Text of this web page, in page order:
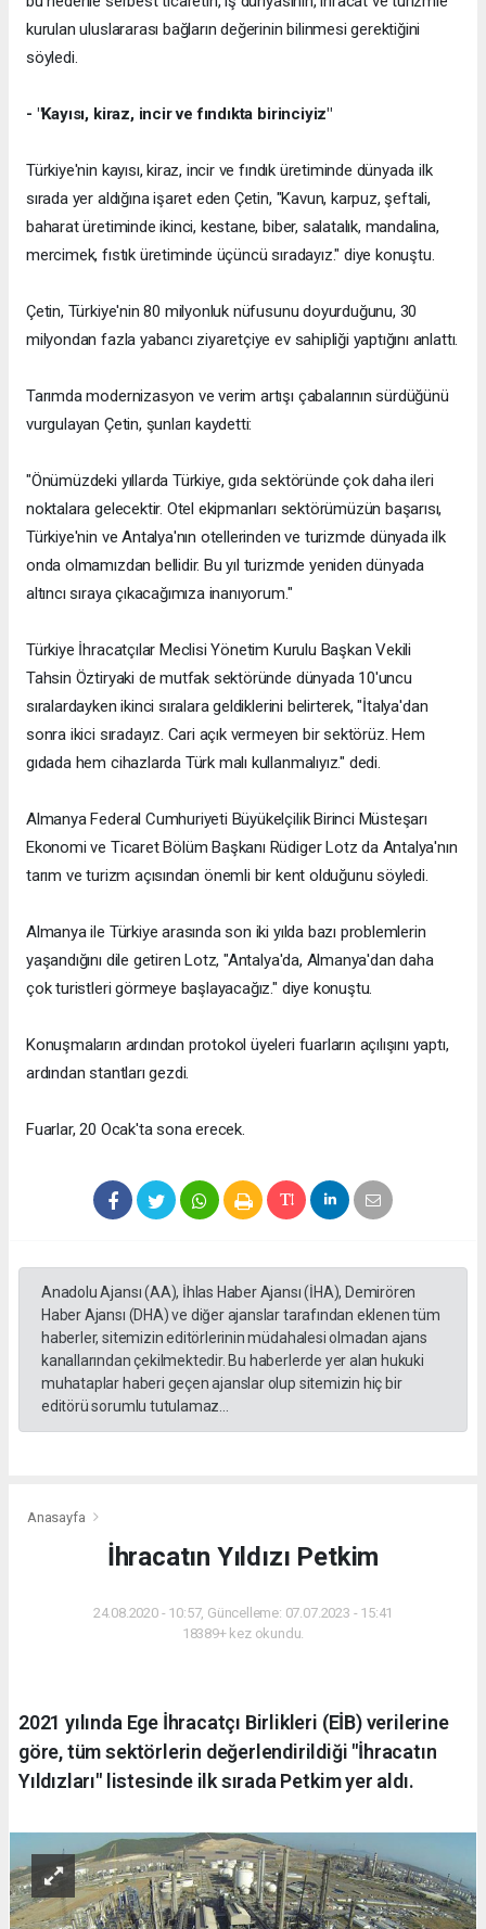
kurulan uluslararası bağların değerinin bilinmesi gerektiğini
söyledi.
- "Kayısı, kiraz, incir ve fındıkta birinciyiz"
Türkiye'nin kayısı, kiraz, incir ve fındık üretiminde dünyada ilk
sırada yer aldığına işaret eden Çetin, "Kavun, karpuz, şeftali,
baharat üretiminde ikinci, kestane, biber, salatalık, mandalina,
mercimek, fıstık üretiminde üçüncü sıradayız." diye konuştu.
Çetin, Türkiye'nin 80 milyonluk nüfusunu doyurduğunu, 30
milyondan fazla yabancı ziyaretçiye ev sahipliği yaptığını anlattı.
Tarımda modernizasyon ve verim artışı çabalarının sürdüğünü
vurgulayan Çetin, şunları kaydetti:
"Önümüzdeki yıllarda Türkiye, gıda sektöründe çok daha ileri
noktalara gelecektir. Otel ekipmanları sektörümüzün başarısı,
Türkiye'nin ve Antalya'nın otellerinden ve turizmde dünyada ilk
onda olmamızdan bellidir. Bu yıl turizmde yeniden dünyada
altıncı sıraya çıkacağımıza inanıyorum."
Türkiye İhracatçılar Meclisi Yönetim Kurulu Başkan Vekili
Tahsin Öztiryaki de mutfak sektöründe dünyada 10'uncu
sıralardayken ikinci sıralara geldiklerini belirterek, "İtalya'dan
sonra ikici sıradayız. Cari açık vermeyen bir sektörüz. Hem
gıdada hem cihazlarda Türk malı kullanmalıyız." dedi.
Almanya Federal Cumhuriyeti Büyükelçilik Birinci Müsteşarı
Ekonomi ve Ticaret Bölüm Başkanı Rüdiger Lotz da Antalya'nın
tarım ve turizm açısından önemli bir kent olduğunu söyledi.
Almanya ile Türkiye arasında son iki yılda bazı problemlerin
yaşandığını dile getiren Lotz, "Antalya'da, Almanya'dan daha
çok turistleri görmeye başlayacağız." diye konuştu.
Konuşmaların ardından protokol üyeleri fuarların açılışını yaptı,
ardından stantları gezdi.
Fuarlar, 20 Ocak'ta sona erecek.
Anadolu Ajansı (AA), İhlas Haber Ajansı (İHA), Demirören
Haber Ajansı (DHA) ve diğer ajanslar tarafından eklenen tüm
haberler, sitemizin editörlerinin müdahalesi olmadan ajans
kanallarından çekilmektedir. Bu haberlerde yer alan hukuki
muhataplar haberi geçen ajanslar olup sitemizin hiç bir
editörü sorumlu tutulamaz...
Anasayfa
İhracatın Yıldızı Petkim
24.08.2020 - 10:57, Güncelleme: 07.07.2023 - 15:41
18389+ kez okundu.
2021 yılında Ege İhracatçı Birlikleri (EİB) verilerine
göre, tüm sektörlerin değerlendirildiği "İhracatın
Yıldızları" listesinde ilk sırada Petkim yer aldı.